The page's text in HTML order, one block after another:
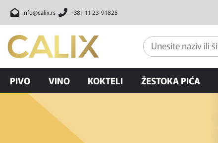
info@calix.rs +381 11 23-91825
PIVO VINO KOKTELI ŽESTOKA PIĆA